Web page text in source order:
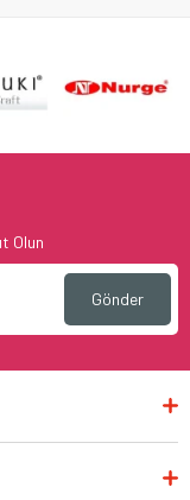
Olun
Gönder